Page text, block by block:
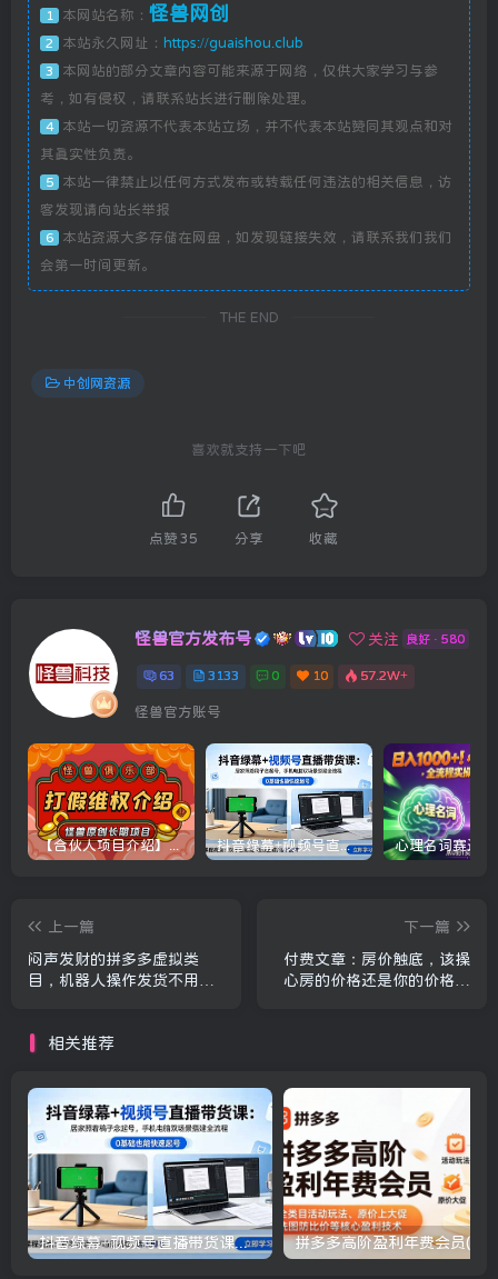
1 本网站名称： 怪兽网创
2 本站永久网址： https://guaishou.club
3
本网站的部分文章内容可能来源于网络，仅供大家学习与参
考，如有侵权，请联系站长进行删除处理。
4
本站一切资源不代表本站立场，并不代表本站赞同其观点和对
其真实性负责。
5
本站一律禁止以任何方式发布或转载任何违法的相关信息，访
客发现请向站长举报
6
本站资源大多存储在网盘，如发现链接失效，请联系我们我们
会第一时间更新。
THE END
中创网资源
喜欢就支持一下吧
点赞 35 分享 收藏
怪兽官方发布号 关注 良好 · 580
63 3133 0 10 57.2W+
怪兽官方账号
【合伙人项目介绍】打假维权项目介绍 抖音绿幕+视频号直播带货课：居家照着稿子念起号，手机电脑双场景搭建全流程
上一篇
闷声发财的拼多多虚拟类
目，机器人操作发货不用人
下一篇
付费文章：房价触底，该操
心房的价格还是你的价格？
相关推荐
抖音绿幕+视频号直播带货课：居家照着稿子念起号，手机电脑双场景搭建全流程